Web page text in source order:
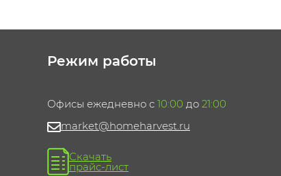
Режим работы
Офисы ежедневно с 10:00 до 21:00
market@homeharvest.ru
Скачать
прайс-лист